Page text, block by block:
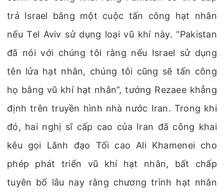
trả Israel bằng một cuộc tấn công hạt nhân
nếu Tel Aviv sử dụng loại vũ khí này. “Pakistan
đã nói với chúng tôi rằng nếu Israel sử dụng
tên lửa hạt nhân, chúng tôi cũng sẽ tấn công
họ bằng vũ khí hạt nhân”, tướng Rezaee khẳng
định trên truyền hình nhà nước Iran. Trong khi
đó, hai nghị sĩ cấp cao của Iran đã công khai
kêu gọi Lãnh đạo Tối cao Ali Khamenei cho
phép phát triển vũ khí hạt nhân, bất chấp
tuyên bố lâu nay rằng chương trình hạt nhân